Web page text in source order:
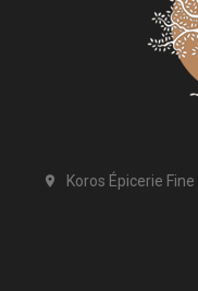
 Koros Épicerie Fine